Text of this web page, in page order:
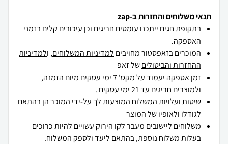
תנאי משלוחים והחזרות ב-zap
בתקופת חגים ייתכנו עומסים חריגים וכן עיכובים קלים בזמני
האספקה.
המוכרים בזאפסטור מחויבים למדיניות המשלוחים, ולמדיניות
ההחזרות והביטוליםשל זאפ
זמן אספקה יעמוד על מקס' 7 ימי עסקים מיום הזמנה,
ולמוצרים חריגים עד 21 ימי עסקים .
שיטות ועלויות המשלוח המוצעות לך על-ידי המוכר הן בהתאם
לגודלו ולאופיו של המוצר
משלוחים ליישובים מעבר לקו הירוק עשויים להיות כרוכים
בעלות משלוח נוספת, בהתאם ליעד ולספק המשלוח.